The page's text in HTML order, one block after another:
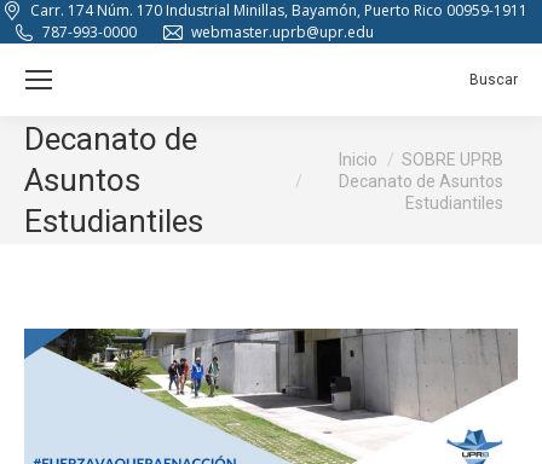
Carr. 174 Núm. 170 Industrial Minillas, Bayamón, Puerto Rico 00959-1911
787-993-0000
webmaster.uprb@upr.edu
Buscar:
Buscar
Decanato de
Asuntos
Estudiantiles
Estás aquí:
Inicio
SOBRE UPRB
Decanato de Asuntos
Estudiantiles